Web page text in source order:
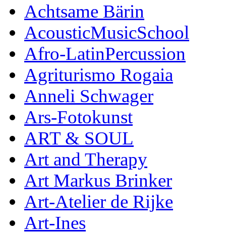
Achtsame Bärin
AcousticMusicSchool
Afro-LatinPercussion
Agriturismo Rogaia
Anneli Schwager
Ars-Fotokunst
ART & SOUL
Art and Therapy
Art Markus Brinker
Art-Atelier de Rijke
Art-Ines